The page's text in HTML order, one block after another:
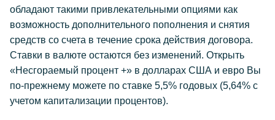
обладают такими привлекательными опциями как
возможность дополнительного пополнения и снятия
средств со счета в течение срока действия договора.
Ставки в валюте остаются без изменений. Открыть
«Несгораемый процент +» в долларах США и евро Вы
по-прежнему можете по ставке 5,5% годовых (5,64% с
учетом капитализации процентов).